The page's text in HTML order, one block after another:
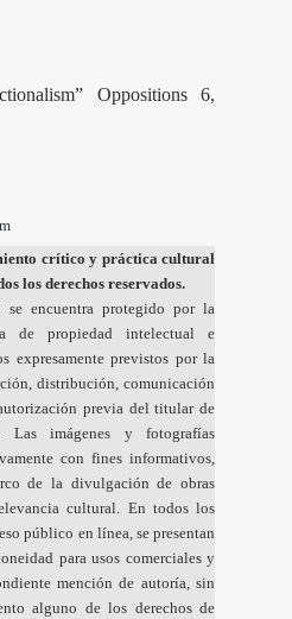
Oppositions 6,
crítico y práctica cultural
los derechos reservados.
encuentra protegido por la
de propiedad intelectual e
expresamente previstos por la
distribución, comunicación
previa del titular de
Las imágenes y fotografías
con fines informativos,
de la divulgación de obras
cultural. En todos los
público en línea, se presentan
para usos comerciales y
mención de autoría, sin
alguno de los derechos de